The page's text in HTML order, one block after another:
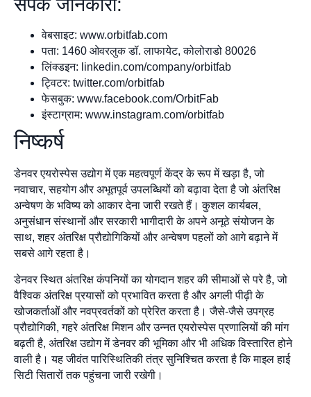
संपर्क जानकारी:
वेबसाइट: www.orbitfab.com
पता: 1460 ओवरलुक डॉ. लाफायेट, कोलोराडो 80026
लिंक्डइन: linkedin.com/company/orbitfab
ट्विटर: twitter.com/orbitfab
फेसबुक: www.facebook.com/OrbitFab
इंस्टाग्राम: www.instagram.com/orbitfab
निष्कर्ष
डेनवर एयरोस्पेस उद्योग में एक महत्वपूर्ण केंद्र के रूप में खड़ा है, जो
नवाचार, सहयोग और अभूतपूर्व उपलब्धियों को बढ़ावा देता है जो अंतरिक्ष
अन्वेषण के भविष्य को आकार देना जारी रखते हैं। कुशल कार्यबल,
अनुसंधान संस्थानों और सरकारी भागीदारी के अपने अनूठे संयोजन के
साथ, शहर अंतरिक्ष प्रौद्योगिकियों और अन्वेषण पहलों को आगे बढ़ाने में
सबसे आगे रहता है।
डेनवर स्थित अंतरिक्ष कंपनियों का योगदान शहर की सीमाओं से परे है, जो
वैश्विक अंतरिक्ष प्रयासों को प्रभावित करता है और अगली पीढ़ी के
खोजकर्ताओं और नवप्रवर्तकों को प्रेरित करता है। जैसे-जैसे उपग्रह
प्रौद्योगिकी, गहरे अंतरिक्ष मिशन और उन्नत एयरोस्पेस प्रणालियों की मांग
बढ़ती है, अंतरिक्ष उद्योग में डेनवर की भूमिका और भी अधिक विस्तारित होने
वाली है। यह जीवंत पारिस्थितिकी तंत्र सुनिश्चित करता है कि माइल हाई
सिटी सितारों तक पहुंचना जारी रखेगी।